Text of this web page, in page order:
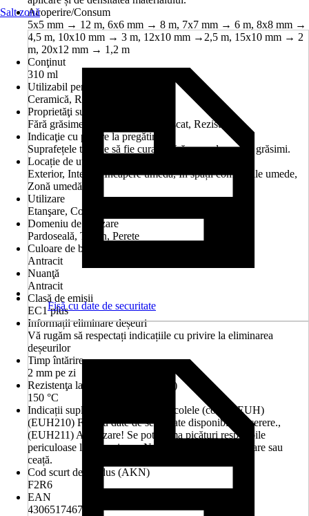
Acoperire/Consum
5x5 mm → 12 m, 6x6 mm → 8 m, 7x7 mm → 6 m, 8x8 mm →
4,5 m, 10x10 mm → 3 m, 12x10 mm →2,5 m, 15x10 mm → 2
m, 20x12 mm → 1,2 m
Conţinut
310 ml
Utilizabil pentru
Ceramică, Rosturi
Proprietăţi substructură
Fără grăsime, Curat, Fără praf, Uscat, Rezistent
Indicaţie cu privire la pregătire
Suprafețele trebuie să fie curate, fără urme de praf și grăsimi.
Locație de utilizare
Exterior, Interior, Încăpere umedă, În spații comerciale umede,
Zonă umedă
Utilizare
Etanşare, Completare
Domeniu de utilizare
Pardoseală, Tavan, Perete
Culoare de bază
Antracit
Nuanţă
Antracit
Clasă de emisii
EC1 plus
Informații eliminare deșeuri
Vă rugăm să respectați indicațiile cu privire la eliminarea
deșeurilor
Timp întărire
2 mm pe zi
Rezistenţa la temperatură (până la)
150 °C
Indicații suplimentare privind pericolele (codare EUH)
(EUH210) Fişa cu date de securitate disponibilă la cerere.,
(EUH211) Avertizare! Se pot forma picături respirabile
periculoase la pulverizare. Nu respirați prin pulverizare sau
ceață.
Cod scurt de produs (AKN)
F2R6
EAN
4306517467777
Salt zonă
Fișă cu date de securitate